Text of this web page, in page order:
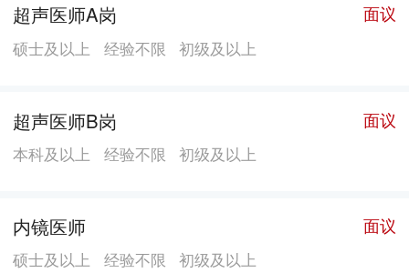
超声医师A岗 面议
硕士及以上 经验不限 初级及以上
超声医师B岗 面议
本科及以上 经验不限 初级及以上
内镜医师 面议
硕士及以上 经验不限 初级及以上